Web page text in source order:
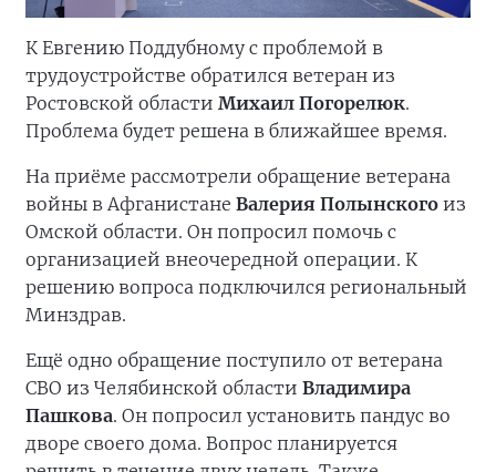
К Евгению Поддубному с проблемой в
трудоустройстве обратился ветеран из
Ростовской области Михаил Погорелюк.
Проблема будет решена в ближайшее время.
На приёме рассмотрели обращение ветерана
войны в Афганистане Валерия Полынского из
Омской области. Он попросил помочь с
организацией внеочередной операции. К
решению вопроса подключился региональный
Минздрав.
Ещё одно обращение поступило от ветерана
СВО из Челябинской области Владимира
Пашкова. Он попросил установить пандус во
дворе своего дома. Вопрос планируется